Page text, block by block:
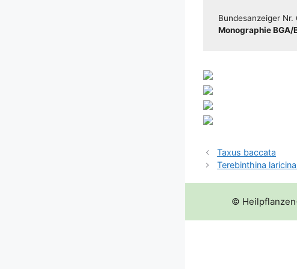
Bun­des­an­zei­ger Nr.
Mono­gra­phie BGA/​​
Taxus baccata
Terebinthina
©